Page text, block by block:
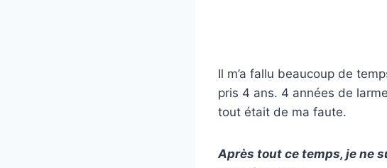
Il m’a fallu beaucoup de
pris 4 ans. 4 années de
tout était de ma faute.
Après tout ce temps, je ne